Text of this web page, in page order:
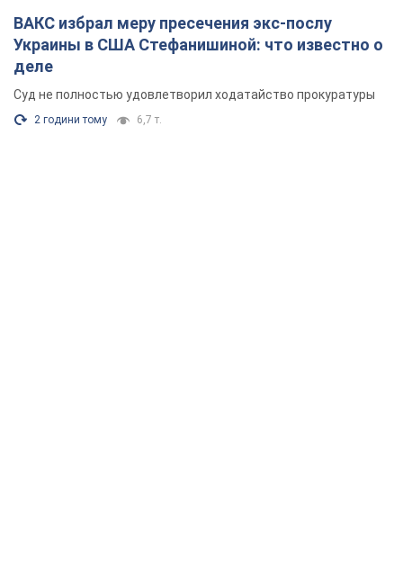
ВАКС избрал меру пресечения экс-послу
Украины в США Стефанишиной: что известно о
деле
Суд не полностью удовлетворил ходатайство прокуратуры
2 години тому 6,7 т.